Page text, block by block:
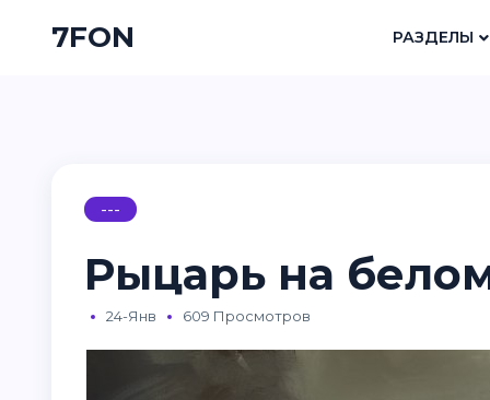
7FON РАЗДЕЛЫ
---
Рыцарь на
24-Янв 609 Просмотров